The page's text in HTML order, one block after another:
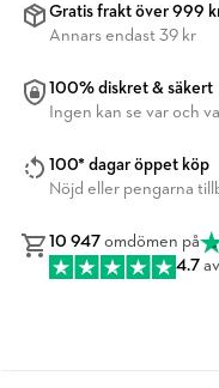
Gratis frakt över 999
Annars endast 39 kr
100% diskret & säkert
Ingen kan se var och
100* dagar öppet köp
Nöjd eller pengarna
10 947 omdömen på
4.7